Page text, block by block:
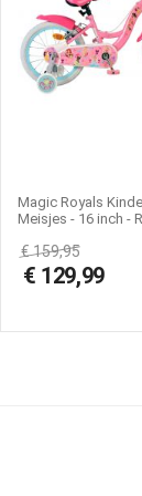
Yes
Magic Royals
Meisjes - 16 inch -
€159,95
€ 129,99